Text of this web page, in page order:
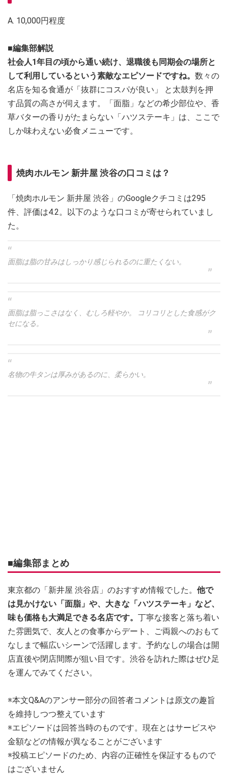
A. 10,000円程度
■編集部解説
社会人1年目の頃から通い続け、退職後も同期会の場所と
して利用しているという素敵なエピソードですね。 数々の
名店を知る食通が「抜群にコスパが良い」 と太鼓判を押
す品質の高さが伺えます。「面脂」などの希少部位や、香
草バターの香りがたまらない「ハツステーキ」は、ここで
しか味わえない必食メニューです。
焼肉ホルモン 新井屋 渋谷の口コミは？
「焼肉ホルモン 新井屋 渋谷」のGoogleクチコミは295
件、評価は4.2。以下のような口コミが寄せられていまし
た。
面脂は脂の甘みはしっかり感じられるのに重たくない。
面脂は脂っこさはなく、むしろ軽やか。 コリコリとした食感がク
セになる。
名物の牛タンは厚みがあるのに、柔らかい。
■編集部まとめ
東京都の「新井屋 渋谷店」のおすすめ情報でした。 他で
は見かけない「面脂」や、大きな「ハツステーキ」など、
味も価格も大満足できる名店です。 丁寧な接客と落ち着い
た雰囲気で、友人との食事からデート、ご両親へのおもて
なしまで幅広いシーンで活躍します。予約なしの場合は開
店直後や閉店間際が狙い目です。渋谷を訪れた際はぜひ足
を運んでみてください。
※本文Q&Aのアンサー部分の回答者コメントは原文の趣旨
を維持しつつ整えています
※エピソードは回答当時のものです。現在とはサービスや
金額などの情報が異なることがございます
※投稿エピソードのため、内容の正確性を保証するもので
はございません